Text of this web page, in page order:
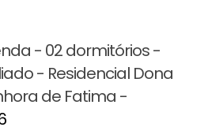
- 02 dormitórios -
- Residencial Dona
de Fatima -